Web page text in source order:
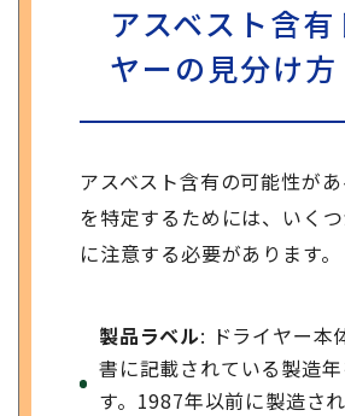
アスベスト含有
ヤーの見分け方
アスベスト含有の可能性が
を特定するためには、いく
に注意する必要があります。
製品ラベル: ドライヤー本
書に記載されている製造
す。1987年以前に製造さ